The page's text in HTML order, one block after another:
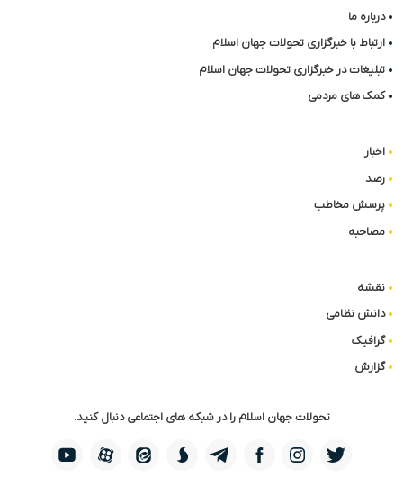
درباره ما
ارتباط با خبرگزاری تحولات جهان اسلام
تبلیغات در خبرگزاری تحولات جهان اسلام
کمک های مردمی
اخبار
رصد
پرسش مخاطب
مصاحبه
نقشه
دانش نظامی
گرافیک
گزارش
تحولات جهان اسلام را در شبکه های اجتماعی دنبال کنید.